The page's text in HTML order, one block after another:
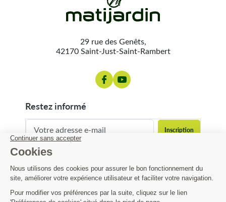
29 rue des Genêts,
42170 Saint-Just-Saint-Rambert
restez informé
contact@matijardin.fr 04 81 120 120
Matijardin